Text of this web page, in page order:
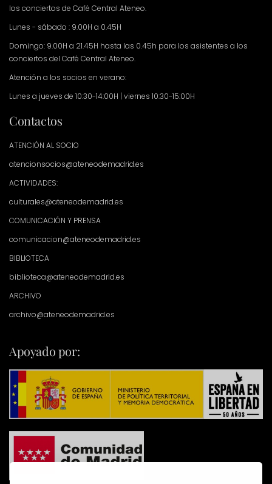
los conciertos de Café Central Ateneo.
Lunes - sábado : 9.00H a 0.45H
Domingo: 9.00H a 21.45H hasta las 0.45h para los asistentes a los
conciertos del Café Central Ateneo.
Atención a los socios en verano:
Lunes a jueves de 10:30-14:00H | viernes 10:30-15:00H
Contactos
ATENCIÓN AL SOCIO
atencionsocios@ateneodemadrid.es
ACTIVIDADES:
culturales@ateneodemadrid.es
COMUNICACIÓN Y PRENSA
comunicacion@ateneodemadrid.es
BIBLIOTECA
biblioteca@ateneodemadrid.es
ARCHIVO
archivo@ateneodemadrid.es
Apoyado por: